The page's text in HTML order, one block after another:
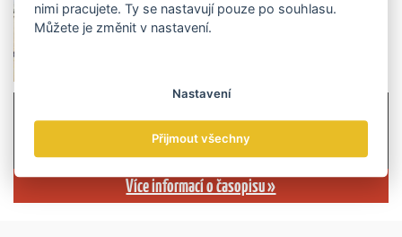
Více informací o časopisu »
nimi pracujete. Ty se nastavují pouze po souhlasu.
Můžete je změnit v nastavení.
Nastavení
Přijmout všechny